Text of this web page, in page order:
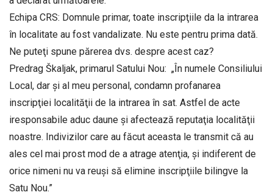
Echipa CRS: Domnule primar, toate inscripţiile da la intrarea
în localitate au fost vandalizate. Nu este pentru prima dată.
Ne puteţi spune părerea dvs. despre acest caz?
Predrag Škaljak, primarul Satului Nou: „În numele Consiliului
Local, dar şi al meu personal, condamn profanarea
inscripţiei localităţii de la intrarea în sat. Astfel de acte
iresponsabile aduc daune şi afectează reputaţia localităţii
noastre. Indivizilor care au făcut aceasta le transmit că au
ales cel mai prost mod de a atrage atenţia, şi indiferent de
orice nimeni nu va reuşi să elimine inscripţiile bilingve la
Satu Nou.”